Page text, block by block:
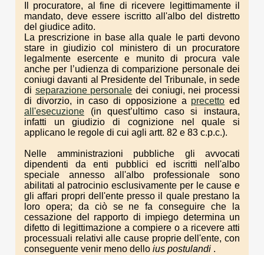
Il procuratore, al fine di ricevere legittimamente il
mandato, deve essere iscritto all'albo del distretto
del giudice adito.
La prescrizione in base alla quale le parti devono
stare in giudizio col ministero di un procuratore
legalmente esercente e munito di procura vale
anche per l’udienza di comparizione personale dei
coniugi davanti al Presidente del Tribunale, in sede
di separazione personale dei coniugi, nei processi
di divorzio, in caso di opposizione a precetto ed
all'esecuzione (in quest’ultimo caso si instaura,
infatti un giudizio di cognizione nel quale si
applicano le regole di cui agli artt. 82 e 83 c.p.c.).
Nelle amministrazioni pubbliche gli avvocati
dipendenti da enti pubblici ed iscritti nell'albo
speciale annesso all'albo professionale sono
abilitati al patrocinio esclusivamente per le cause e
gli affari propri dell'ente presso il quale prestano la
loro opera; da ciò se ne fa conseguire che la
cessazione del rapporto di impiego determina un
difetto di legittimazione a compiere o a ricevere atti
processuali relativi alle cause proprie dell'ente, con
conseguente venir meno dello ius postulandi .